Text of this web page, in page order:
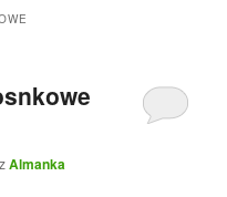
Almanka